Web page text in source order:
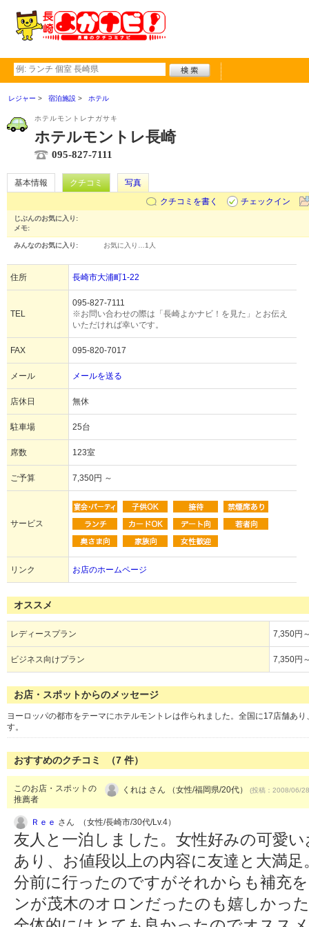
レジャー 宿泊施設 ホテル
ホテルモントレナガサキ
ホテルモントレ長崎
095-827-7111
基本情報 クチコミ
写真
クチコミを書く
チェックイン
じぶんのお気に入り:
メモ:
みんなのお気に入り: お気に入り… 1人
住所 長崎市大浦町1-22
TEL
095-827-7111
※お問い合わせの際は「長崎よかナビ！を見た」とお伝え
いただければ幸いです。
FAX 095-820-7017
メール メールを送る
店休日 無休
駐車場 25台
席数 123室
ご予算 7,350円 ～
サービス
リンク お店のホームページ
オススメ
レディースプラン 7,350円
ビジネス向けプラン 7,350円
お店・スポットからのメッセージ
ヨーロッパの都市をテーマにホテルモントレは作られました。全国に17店舗あ
す。
おすすめのクチコミ （7 件）
このお店・スポットの
推薦者
くれは さん （女性/福岡県/20代） (投稿：2008/06/
Ｒｅｅ さん （女性/長崎市/30代/Lv.4）
友人と一泊しました。女性好みの可愛
あり、お値段以上の内容に友達と大満
分前に行ったのですがそれからも補充
ンが茂木のオロンだったのも嬉しかっ